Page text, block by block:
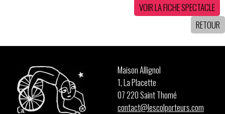
VOIR LA FICHE SPECTACLE
RETOUR
Maison Allignol
1, La Placette
07 220 Saint Thomé
contact@lescolporteurs.com